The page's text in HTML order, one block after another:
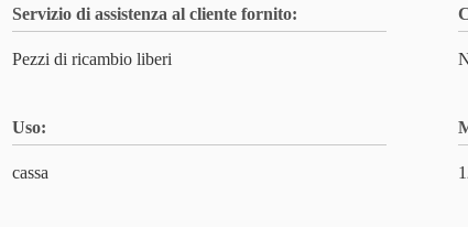
Servizio di assistenza al cliente fornito:
Pezzi di ricambio liberi
Uso:
cassa